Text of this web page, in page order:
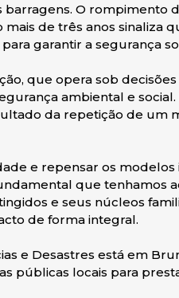
barragens. O rompimento
de três anos sinaliza
garantir a segurança
que opera sob
ambiental e social.
da repetição de um
e repensar os
que tenhamos
e seus núcleos
de forma integral.
e Desastres está em
públicas locais para